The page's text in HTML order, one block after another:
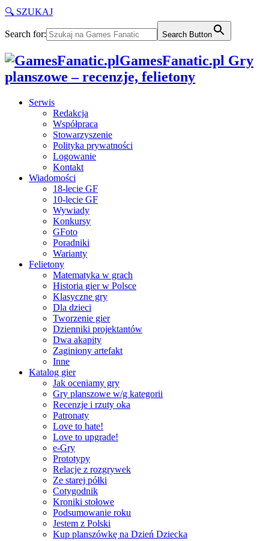
🔍 SZUKAJ
Search for: Search Button
GamesFanatic.pl Gry
planszowe – recenzje, felietony
Serwis
Redakcja
Współpraca
Stowarzyszenie
Polityka prywatności
Logowanie
Kontakt
Wiadomości
18-lecie GF
10-lecie GF
Wywiady
Konkursy
GFoto
Poradniki
Warianty
Felietony
Matematyka w grach
Historia gier w Polsce
Klasyczne gry
Dla dzieci
Tworzenie gier
Dzienniki projektantów
Dwa akapity
Zaginiony artefakt
Inne
Katalog gier
Jak oceniamy gry
Gry planszowe w/g kategorii
Recenzje i rzuty oka
Patronaty
Love to hate!
Love to upgrade!
e-Gry
Prototypy
Relacje z rozgrywek
Ze starej półki
Cotygodnik
Kroniki stołowe
Podsumowanie roku
Jestem z Polski
Kup planszówkę na Dzień Dziecka